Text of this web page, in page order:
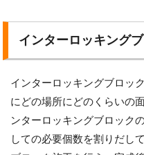
インターロッキング
インターロッキングブロッ
にどの場所にどのくらいの
ンターロッキングブロック
しての必要個数を割りだし